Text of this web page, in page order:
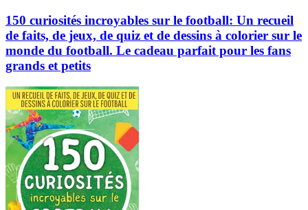
150 curiosités incroyables sur le football: Un recueil
de faits, de jeux, de quiz et de dessins à colorier sur le
monde du football. Le cadeau parfait pour les fans
grands et petits